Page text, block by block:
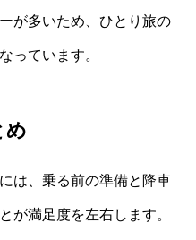
が多いため、ひとり旅の
っています。
め
は、乗る前の準備と降車
が満足度を左右します。